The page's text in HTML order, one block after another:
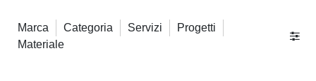
Marca Categoria Servizi
Progetti
Materiale